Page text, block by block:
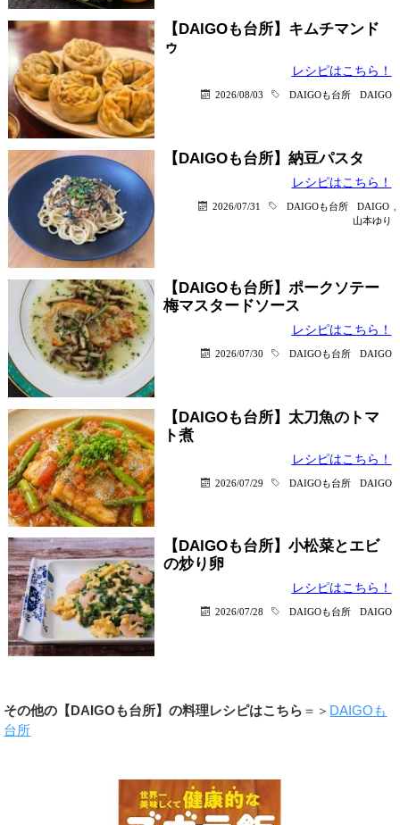
【DAIGOも台所】キムチマンド
ゥ
レシピはこちら！
2026/08/03 DAIGOも台所 DAIGO
【DAIGOも台所】納豆パスタ
レシピはこちら！
2026/07/31 DAIGOも台所 DAIGO
山本ゆり
【DAIGOも台所】ポークソテー
梅マスタードソース
レシピはこちら！
2026/07/30 DAIGOも台所 DAIGO
【DAIGOも台所】太刀魚のトマ
ト煮
レシピはこちら！
2026/07/29 DAIGOも台所 DAIGO
【DAIGOも台所】小松菜とエビ
の炒り卵
レシピはこちら！
2026/07/28 DAIGOも台所 DAIGO
その他の【DAIGOも台所】の料理レシピはこちら ＝＞ DAIGOも
台所